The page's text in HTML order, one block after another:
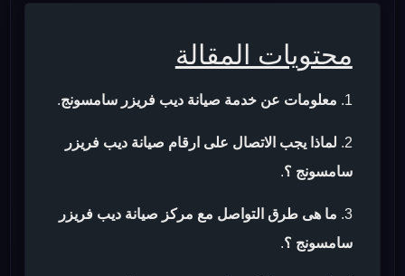
محتويات المقالة
معلومات عن خدمة صيانة ديب فريزر سامسونج.
لماذا يجب الاتصال على ارقام صيانة ديب فريزر
سامسونج ؟.
ما هى طرق التواصل مع مركز صيانة ديب فريزر
سامسونج ؟.